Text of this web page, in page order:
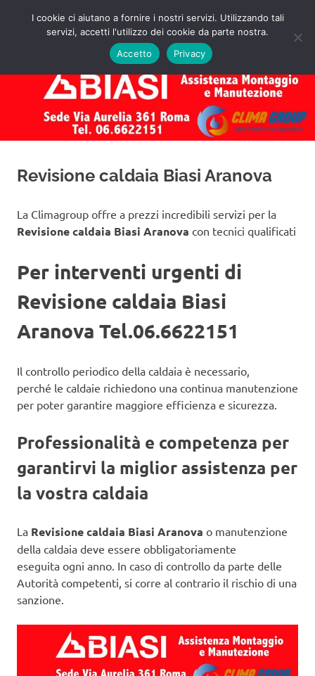
Assistenza
Caldaie
Biasi
Roma
Preventivo!
MENU
Revisione caldaia Biasi Aranova
La Climagroup offre a prezzi incredibili servizi per la
Revisione caldaia Biasi Aranova con tecnici qualificati
Per interventi urgenti di
Revisione caldaia Biasi
Aranova Tel.06.6622151
Il controllo periodico della caldaia è necessario,
perché le caldaie richiedono una continua manutenzione
per poter garantire maggiore efficienza e sicurezza.
Professionalità e competenza per
garantirvi la miglior assistenza per
la vostra caldaia
La Revisione caldaia Biasi Aranova o manutenzione
della caldaia deve essere obbligatoriamente
eseguita ogni anno. In caso di controllo da parte delle
Autorità competenti, si corre al contrario il rischio di una
sanzione.
I cookie ci aiutano a fornire i nostri servizi. Utilizzando tali
servizi, accetti l'utilizzo dei cookie da parte nostra.
Accetto
Privacy